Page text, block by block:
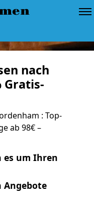
nach
Gratis-
: Top-
ab 98€ –
es um Ihren
Angebote